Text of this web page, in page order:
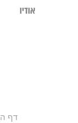
אודיו
דף